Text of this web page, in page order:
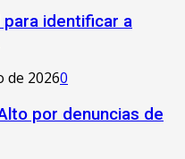
identificar a
de 20260
por denuncias de